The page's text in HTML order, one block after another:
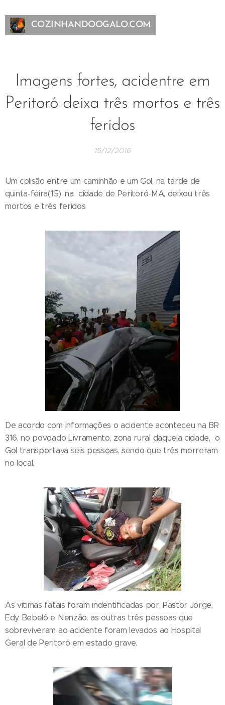
COZINHANDOOGALO.COM
Imagens fortes, acidentre em
Peritoró deixa três mortos e três
feridos
15/12/2016
Um colisão entre um caminhão e um Gol, na tarde de
quinta-feira(15), na cidade de Peritoró-MA, deixou três
mortos e três feridos
De acordo com informações o acidente aconteceu na BR
316, no povoado Livramento, zona rural daquela cidade, o
Gol transportava seis pessoas, sendo que três morreram
no local.
As vitimas fatais foram indentificadas por, Pastor Jorge,
Edy Bebelô e Nenzão. as outras três pessoas que
sobreviveram ao acidente foram levados ao Hospital
Geral de Peritoró em estado grave.